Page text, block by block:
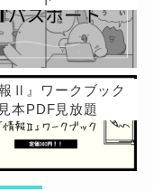
報Ⅱ』ワークブック
見本PDF見放題